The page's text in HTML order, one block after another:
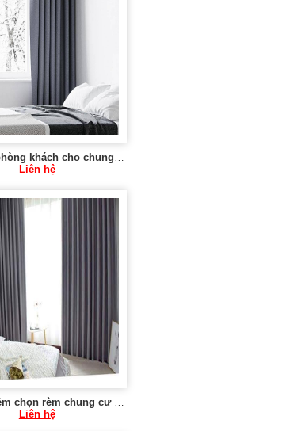
Rèm cửa phòng khách cho chung cư tại Hà Nội 0975 765 295 SK581
Liên hệ
Kinh nghiệm chọn rèm chung cư vừa và nhỏ 0975 765 295 SK584
Liên hệ